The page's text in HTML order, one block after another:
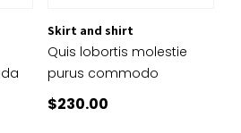
Skirt and shirt
Quis lobortis molestie
purus commodo
$230.00